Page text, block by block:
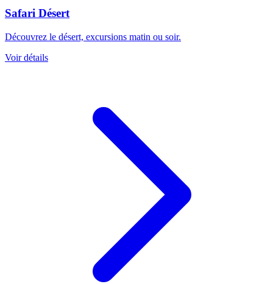
Safari Désert
Découvrez le désert, excursions matin ou soir.
Voir détails